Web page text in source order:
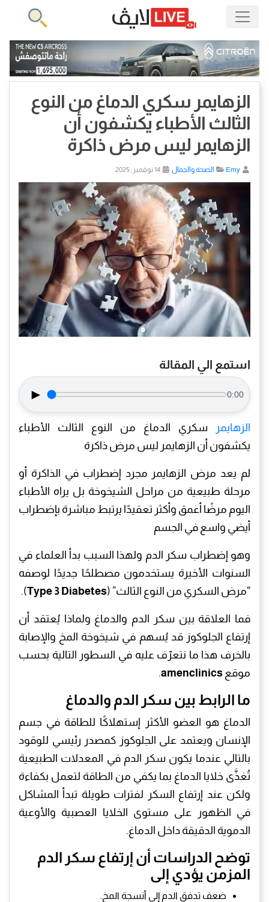
الزهايمر سكري الدماغ من النوع
الثالث الأطباء يكشفون أن
الزهايمر ليس مرض ذاكرة
Emy الصحة والجمال
استمع الي المقالة
► 0:00
الزهايمر
سكري الدماغ من النوع الثالث الأطباء
يكشفون أن الزهايمر ليس مرض ذاكرة
لم يعد مرض الزهايمر مجرد إضطراب في الذاكرة أو
مرحلة طبيعية من مراحل الشيخوخة بل يراه الأطباء
اليوم مرضًا أعمق وأكثر تعقيدًا يرتبط مباشرة بإضطراب
أيضي واسع في الجسم
وهو إضطراب سكر الدم ولهذا السبب بدأ العلماء في
السنوات الأخيرة يستخدمون مصطلحًا جديدًا لوصفه
“مرض السكري من النوع الثالث” (Type 3 Diabetes
).
فما العلاقة بين سكر الدم والدماغ ولماذا يُعتقد أن
إرتفاع الجلوكوز قد يُسهم في شيخوخة المخ والإصابة
بالخرف هذا ما نتعرّف عليه في السطور التالية بحسب
موقع amenclinics
.
ما الرابط بين سكر الدم والدماغ
الدماغ هو العضو الأكثر إستهلاكًا للطاقة في جسم
الإنسان ويعتمد على الجلوكوز كمصدر رئيسي للوقود
بالتالي عندما يكون سكر الدم في المعدلات الطبيعية
تُغذَّى خلايا الدماغ بما يكفي من الطاقة لتعمل بكفاءة
ولكن عند إرتفاع السكر لفترات طويلة تبدأ المشاكل
في الظهور على مستوى الخلايا العصبية والأوعية
الدموية الدقيقة داخل الدماغ.
توضح الدراسات أن إرتفاع سكر الدم
المزمن يؤدي إلى
ضعف تدفق الدم إلى أنسجة المخ.